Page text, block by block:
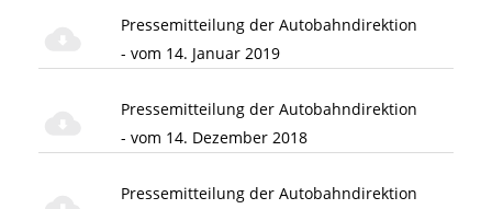
Pressemitteilung der Autobahndirektion
- vom 14. Januar 2019
Pressemitteilung der Autobahndirektion
- vom 14. Dezember 2018
Pressemitteilung der Autobahndirektion